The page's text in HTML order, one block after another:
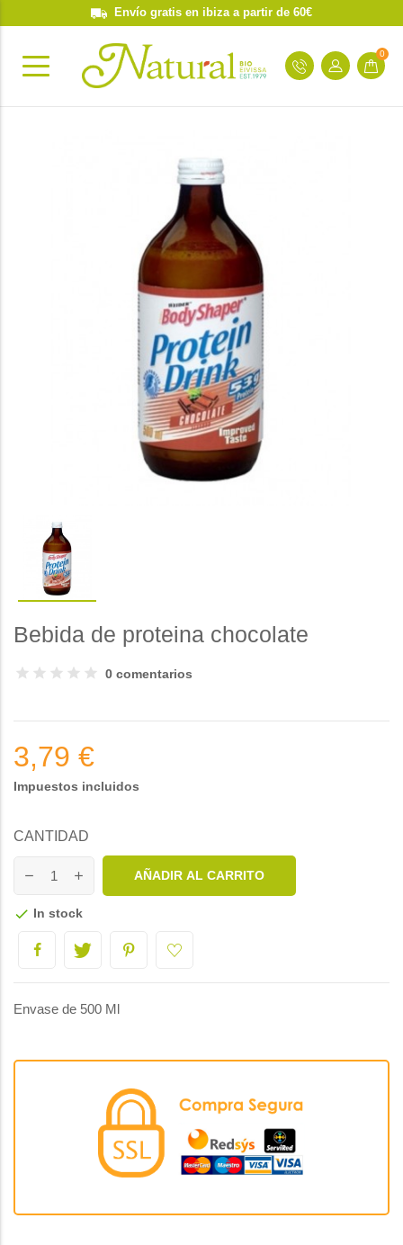
Envío gratis en ibiza a partir de 60€
0
Bebida de proteina chocolate
0 comentarios
3,79 €
Impuestos incluidos
CANTIDAD
AÑADIR AL CARRITO
 In stock
Envase de 500 Ml